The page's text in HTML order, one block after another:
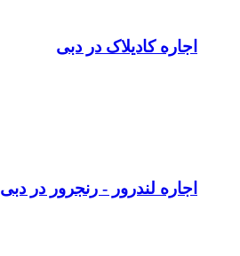
اجاره کادیلاک در دبی
اجاره لندرور - رنجرور در دبی